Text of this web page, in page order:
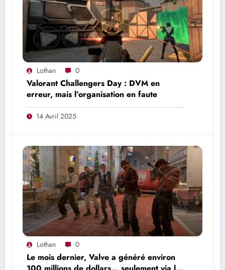
Lothan 0
Valorant Challengers Day : DVM en
erreur, mais l’organisation en faute
14 Avril 2025
Lothan 0
Le mois dernier, Valve a généré environ